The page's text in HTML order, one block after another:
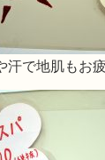
汗で地肌もお